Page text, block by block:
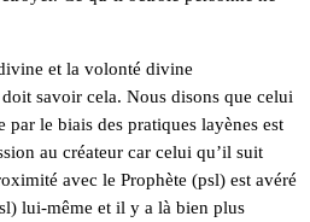
et la volonté divine
savoir cela. Nous disons que celui
par le biais des pratiques layènes est
au créateur car celui qu’il suit
avec le Prophète (psl) est avéré
lui-même et il y a là bien plus